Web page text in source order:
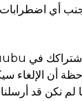
أي
أن الإلغاء
لم نكن قد